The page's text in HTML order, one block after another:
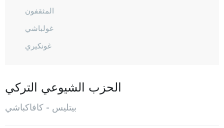
المثقفون
غولباشي
غونكيري
هيزان
كافاكباشي
الحزب الشيوعي التركي
بيتليس - كافاكباشي